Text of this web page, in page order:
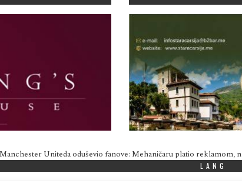
Uniteda oduševio fanove: Mehaničaru platio reklamom,
LANG